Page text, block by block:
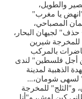
الرسمية. بين القصير والطويل،
يا مغرب"
المصباحي،
لجيهان البحار،
للمخرجة شيرين
بالمركب
من أجل فلسطين" لندى
الذهبية لمدينة
و"الثلج" للمخرجة
كين لوش، و"أنا